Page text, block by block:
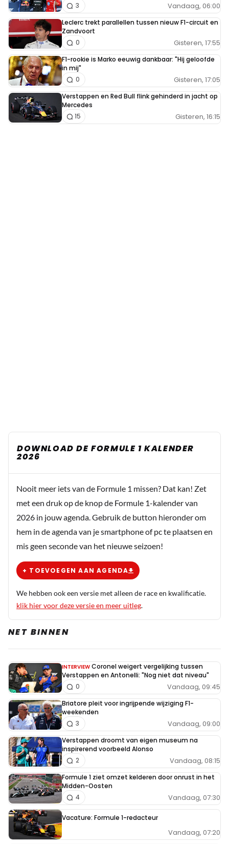
Vandaag, 06:00
3
Leclerc trekt parallellen tussen nieuw F1-circuit en
Zandvoort
Gisteren, 17:55
0
F1-rookie is Marko eeuwig dankbaar: "Hij geloofde
in mij"
Gisteren, 17:05
0
Verstappen en Red Bull flink gehinderd in jacht op
Mercedes
Gisteren, 16:15
15
DOWNLOAD DE FORMULE 1 KALENDER
2026
Nooit meer iets van de Formule 1 missen? Dat kan! Zet
met een druk op de knop de Formule 1-kalender van
2026 in jouw agenda. Gebruik de button hieronder om
hem in de agenda van je smartphone of pc te plaatsen en
mis geen seconde van het nieuwe seizoen!
+ TOEVOEGEN AAN AGENDA
We hebben ook een versie met alleen de race en kwalificatie.
klik hier voor deze versie en meer uitleg.
NET BINNEN
INTERVIEW Coronel weigert vergelijking tussen
Verstappen en Antonelli: "Nog niet dat niveau"
Vandaag, 09:45
0
Briatore pleit voor ingrijpende wijziging F1-
weekenden
Vandaag, 09:00
3
Verstappen droomt van eigen museum na
inspirerend voorbeeld Alonso
Vandaag, 08:15
2
Formule 1 ziet omzet kelderen door onrust in het
Midden-Oosten
Vandaag, 07:30
4
Vacature: Formule 1-redacteur
Vandaag, 07:20